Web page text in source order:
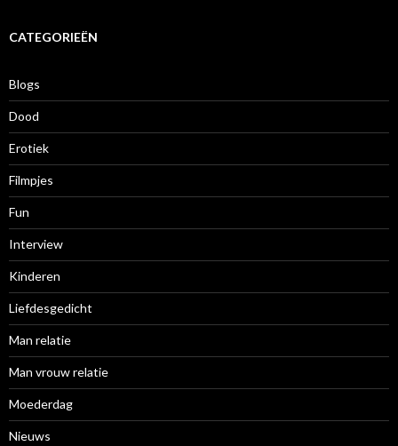
iCATEGORIEËN
Blogs
Dood
Erotiek
Filmpjes
Fun
Interview
Kinderen
Liefdesgedicht
Man relatie
Man vrouw relatie
Moederdag
Nieuws